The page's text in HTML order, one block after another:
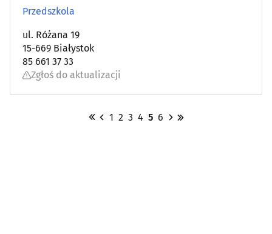
Przedszkola
ul. Różana 19
15-669 Białystok
85 661 37 33
Zgłoś do aktualizacji
1 2 3 4 5 6